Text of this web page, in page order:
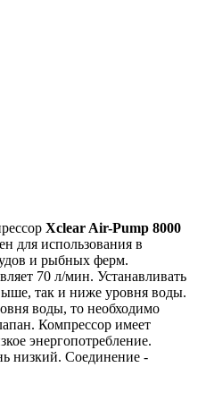
Xclear Air-Pump 8000
для использования в
и рыбных ферм.
70 л/мин. Устанавливать
так и ниже уровня воды.
воды, то необходимо
Компрессор имеет
энергопотребление.
низкий. Соединение -